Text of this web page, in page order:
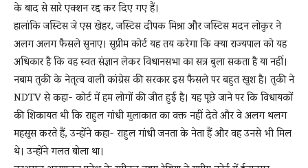
के बाद से सारे एक्शन रद्द कर दिए गए हैं।
हालांकि जस्टिस जे एस खेहर, जस्टिस दीपक मिश्रा और जस्टिस मदन लोकुर ने
अलग अलग फैसले सुनाए। सुप्रीम कोर्ट यह तय करेगा कि क्या राज्यपाल को यह
अधिकार है कि वह स्वत संज्ञान लेकर विधानसभा का सत्र बुला सकता है या नहीं।
नबाम तुकी के नेतृत्व वाली कांग्रेस की सरकार इस फैसले पर बहुत खुश है। तुकी ने
NDTV से कहा- कोर्ट में हम लोगों की जीत हुई है। यह पूछे जाने पर कि विधायकों
की शिकायत थी कि राहुल गांधी मुलाकात का वक्त नहीं देते और वे अलग थलग
महसूस करते हैं, उन्होंने कहा- राहुल गांधी जनता के नेता हैं और वह उनसे भी मिल
थे। उन्होंने गलत बोला था।